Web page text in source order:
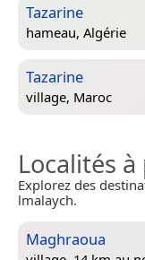
Tazarine
hameau, Algérie
Tazarine
village, Maroc
Localités
Explorez des
lmalaych.
Maghraoua